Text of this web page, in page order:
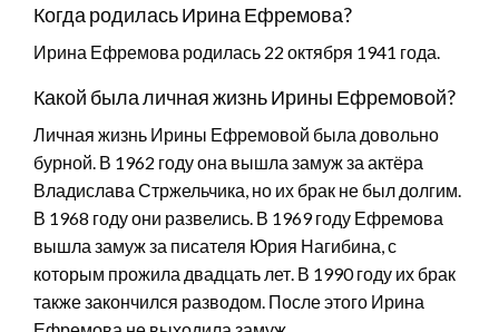
Когда родилась Ирина Ефремова?
Ирина Ефремова родилась 22 октября 1941 года.
Какой была личная жизнь Ирины Ефремовой?
Личная жизнь Ирины Ефремовой была довольно
бурной. В 1962 году она вышла замуж за актёра
Владислава Стржельчика, но их брак не был долгим.
В 1968 году они развелись. В 1969 году Ефремова
вышла замуж за писателя Юрия Нагибина, с
которым прожила двадцать лет. В 1990 году их брак
также закончился разводом. После этого Ирина